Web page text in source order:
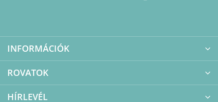
INFORMÁCIÓK
ROVATOK
HÍRLEVÉL